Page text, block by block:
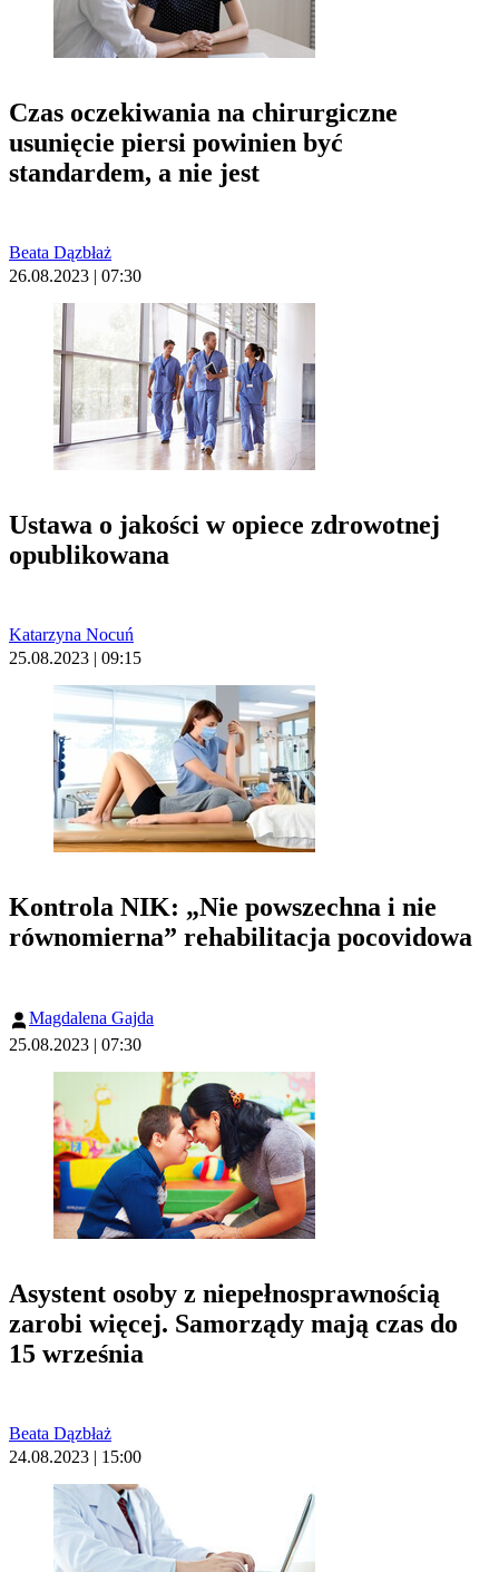
Czas oczekiwania na chirurgiczne
usunięcie piersi powinien być
standardem, a nie jest
Beata Dązbłaż
26.08.2023 | 07:30
Ustawa o jakości w opiece zdrowotnej
opublikowana
Katarzyna Nocuń
25.08.2023 | 09:15
Kontrola NIK: „Nie powszechna i nie
równomierna” rehabilitacja pocovidowa
Magdalena Gajda
25.08.2023 | 07:30
Asystent osoby z niepełnosprawnością
zarobi więcej. Samorządy mają czas do
15 września
Beata Dązbłaż
24.08.2023 | 15:00